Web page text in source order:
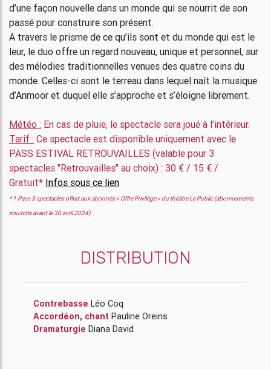
d’une façon nouvelle dans un monde qui se nourrit de son
passé pour construire son présent.
A travers le prisme de ce qu’ils sont et du monde qui est le
leur, le duo offre un regard nouveau, unique et personnel, sur
des mélodies traditionnelles venues des quatre coins du
monde. Celles-ci sont le terreau dans lequel naît la musique
d’Anmoor et duquel elle s’approche et s’éloigne librement.
Météo : En cas de pluie, le spectacle sera joué à l’intérieur.
Tarif : Ce spectacle est disponible uniquement avec le
PASS ESTIVAL RETROUVAILLES (valable pour 3
spectacles "Retrouvailles" au choix) : 30 € / 15 € /
Gratuit* Infos sous ce lien
* 1 Pass 3 spectacles offert aux abonnés « Offre Privilège » du théâtre Le Public (abonnements
souscris avant le 30 avril 2024).
DISTRIBUTION
Contrebasse Léo Coq
Accordéon, chant Pauline Oreins
Dramaturgie Diana David